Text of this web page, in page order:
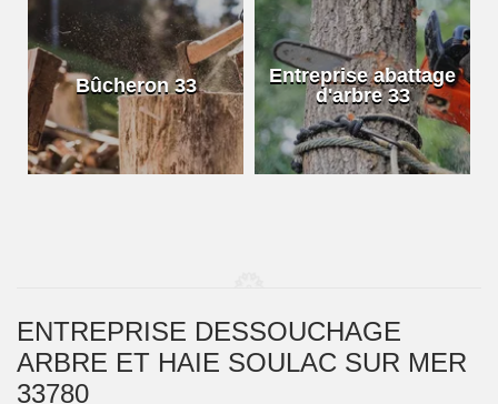
Bûcheron 33
Entreprise abattage
d'arbre 33
ENTREPRISE DESSOUCHAGE
ARBRE ET HAIE SOULAC SUR MER
33780